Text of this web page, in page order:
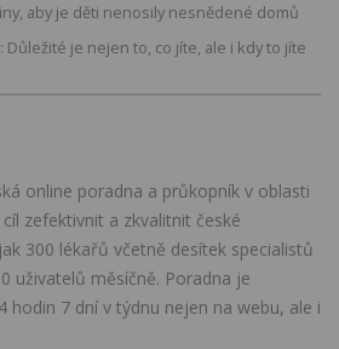
aby je děti nenosily nesnědené domů
Důležité je nejen to, co jíte, ale i kdy to jíte
online poradna a průkopník v oblasti
zefektivnit a zkvalitnit české
300 lékařů včetně desítek specialistů
uživatelů měsíčně. Poradna je
hodin 7 dní v týdnu nejen na webu, ale i